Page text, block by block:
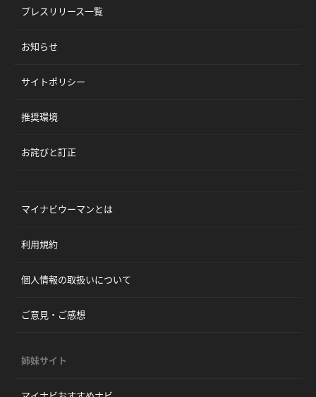
プレスリリース一覧
お知らせ
サイトポリシー
推奨環境
お詫びと訂正
マイナビウーマンとは
利用規約
個人情報の取扱いについて
ご意見・ご感想
姉妹サイト